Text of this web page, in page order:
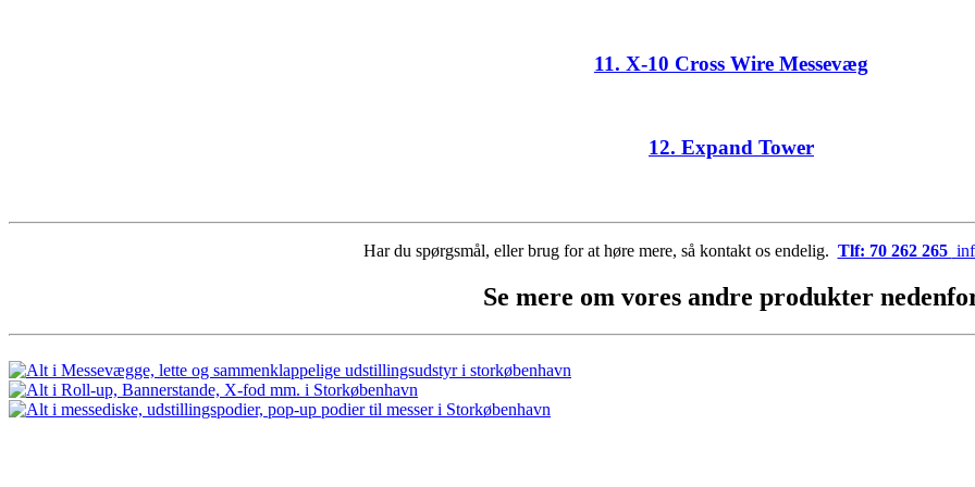
11. X-10 Cross Wire Messevæg
12. Expand Tower
Har du spørgsmål, eller brug for at høre mere, så kontakt os endelig. Tlf: 70 262 265
Se mere om vores andre produkter